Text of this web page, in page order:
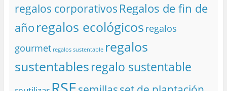
regalos corporativos Regalos de fin de
año regalos ecológicos regalos
gourmet regalos sustentable regalos
sustentablesregalo sustentable